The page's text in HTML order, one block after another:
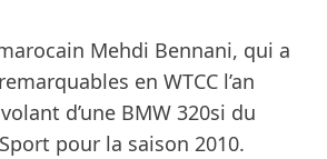
Mehdi Bennani, qui a
en WTCC l’an
d’une BMW 320si du
pour la saison 2010.